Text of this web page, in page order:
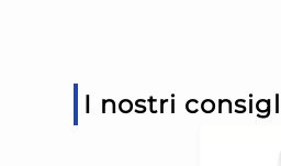
I nostri